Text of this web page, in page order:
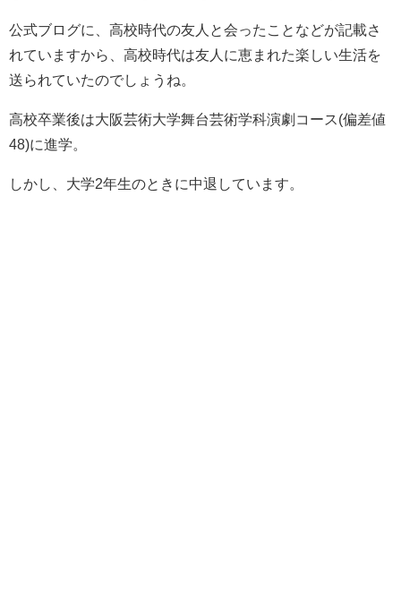
公式ブログに、高校時代の友人と会ったことなどが記載さ
れていますから、高校時代は友人に恵まれた楽しい生活を
送られていたのでしょうね。
高校卒業後は大阪芸術大学舞台芸術学科演劇コース(偏差値
48)に進学。
しかし、大学2年生のときに中退しています。